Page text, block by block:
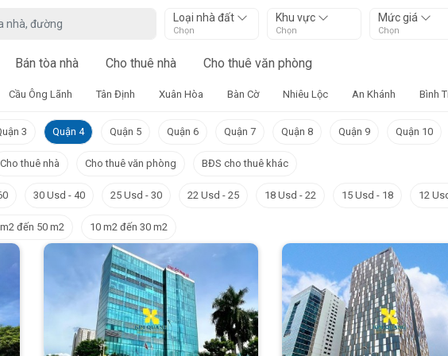
Loại nhà đất
Chọn
Khu vực
Chọn
Mức giá
Chọn
Bán tòa nhà Cho thuê nhà Cho thuê văn phòng
Cầu Ông Lãnh Tân Định Xuân Hòa Bàn Cờ Nhiêu Lộc An Khánh Bình
3 Quận 4 Quận 5 Quận 6 Quận 7 Quận 8 Quận 9 Quận 10
Cho thuê nhà Cho thuê văn phòng BĐS cho thuê khác
30 Usd - 40 25 Usd - 30 22 Usd - 25 18 Usd - 22 15 Usd - 18 12
đến 50 m2 10 m2 đến 30 m2